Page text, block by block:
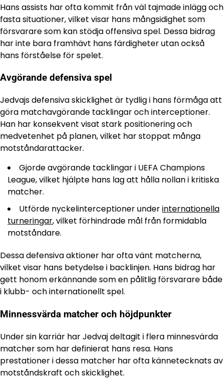
Hans assists har ofta kommit från väl tajmade inlägg och
fasta situationer, vilket visar hans mångsidighet som
försvarare som kan stödja offensiva spel. Dessa bidrag
har inte bara framhävt hans färdigheter utan också
hans förståelse för spelet.
Avgörande defensiva spel
Jedvajs defensiva skicklighet är tydlig i hans förmåga att
göra matchavgörande tacklingar och interceptioner.
Han har konsekvent visat stark positionering och
medvetenhet på planen, vilket har stoppat många
motståndarattacker.
Gjorde avgörande tacklingar i UEFA Champions
League, vilket hjälpte hans lag att hålla nollan i kritiska
matcher.
Utförde nyckelinterceptioner underinternationella
turneringar, vilket förhindrade mål från formidabla
motståndare.
Dessa defensiva aktioner har ofta vänt matcherna,
vilket visar hans betydelse i backlinjen. Hans bidrag har
gett honom erkännande som en pålitlig försvarare både
i klubb- och internationellt spel.
Minnessvärda matcher och höjdpunkter
Under sin karriär har Jedvaj deltagit i flera minnesvärda
matcher som har definierat hans resa. Hans
prestationer i dessa matcher har ofta kännetecknats av
motståndskraft och skicklighet.